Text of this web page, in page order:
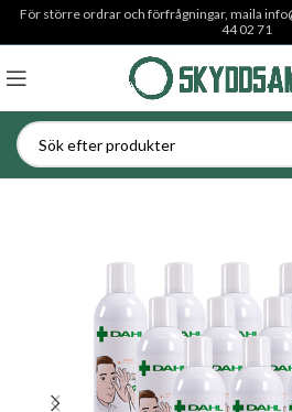
För större ordrar och förfrågningar, maila
44 02 71